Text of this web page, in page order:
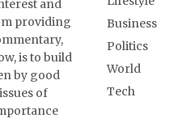
and
providing
is to build
by good
of
Business
Politics
World
Tech